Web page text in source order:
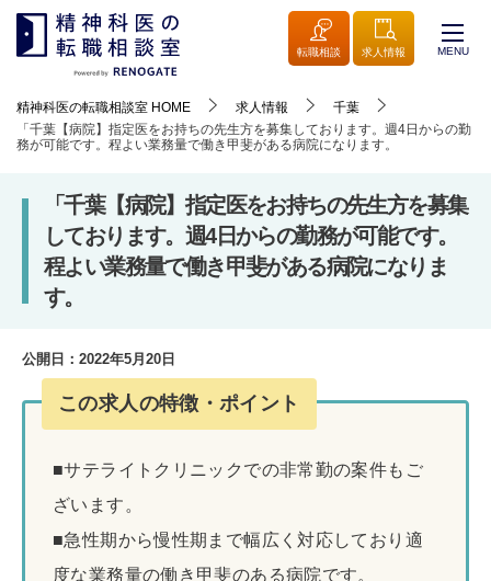
転職相談 求人情報 MENU
精神科医の転職相談室 HOME 求人情報
千葉
「千葉【病院】指定医をお持ちの先生方を募集しております。週4日からの勤
務が可能です。程よい業務量で働き甲斐がある病院になります。
「千葉【病院】指定医をお持ちの先生方を募集
しております。週4日からの勤務が可能です。
程よい業務量で働き甲斐がある病院になりま
す。
公開日： 2022年5月20日
この求人の特徴・ポイント
■サテライトクリニックでの非常勤の案件もご
ざいます。
■急性期から慢性期まで幅広く対応しており適
度な業務量の働き甲斐のある病院です。